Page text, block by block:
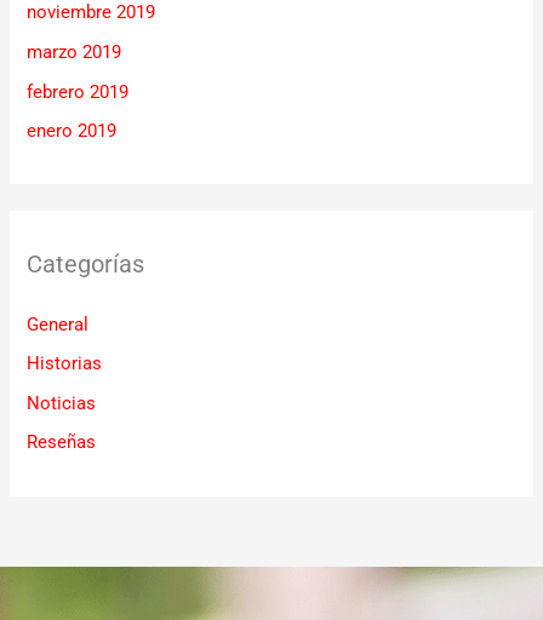
noviembre 2019
marzo 2019
febrero 2019
enero 2019
Categorías
General
Historias
Noticias
Reseñas